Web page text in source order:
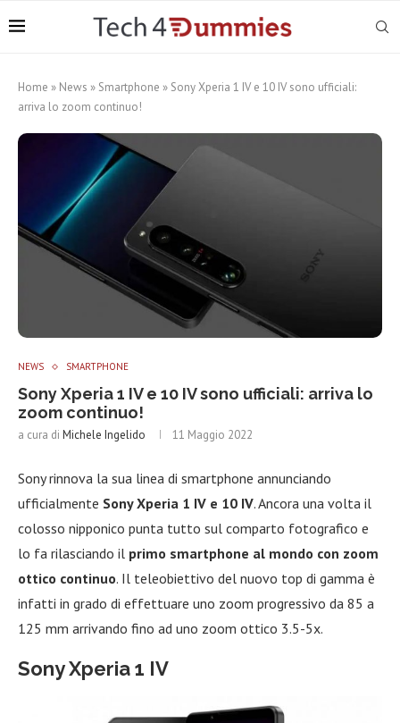
Home » News » Smartphone » Sony Xperia 1 IV e 10 IV sono ufficiali:
arriva lo zoom continuo!
NEWS SMARTPHONE
Sony Xperia 1 IV e 10 IV sono ufficiali: arriva lo
zoom continuo!
a cura di Michele Ingelido 11 Maggio 2022
Sony rinnova la sua linea di smartphone annunciando
ufficialmente Sony Xperia 1 IV e 10 IV. Ancora una volta il
colosso nipponico punta tutto sul comparto fotografico e
lo fa rilasciando il primo smartphone al mondo con zoom
ottico continuo. Il teleobiettivo del nuovo top di gamma è
infatti in grado di effettuare uno zoom progressivo da 85 a
125 mm arrivando fino ad uno zoom ottico 3.5-5x.
Sony Xperia 1 IV